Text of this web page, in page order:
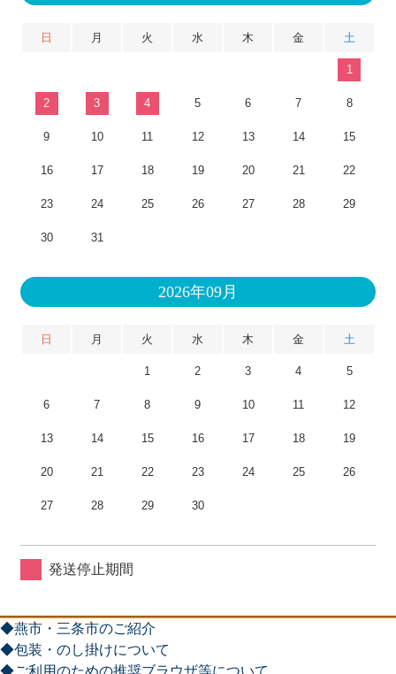
日 月 火 水 木 金 土
1
2 3 4 5 6 7 8
9 10 11 12 13 14 15
16 17 18 19 20 21 22
23 24 25 26 27 28 29
30 31
2026年09月
日 月 火 水 木 金 土
1 2 3 4 5
6 7 8 9 10 11 12
13 14 15 16 17 18 19
20 21 22 23 24 25 26
27 28 29 30
発送停止期間
◆燕市・三条市のご紹介
◆包装・のし掛けについて
◆ご利用のための推奨ブラウザ等について